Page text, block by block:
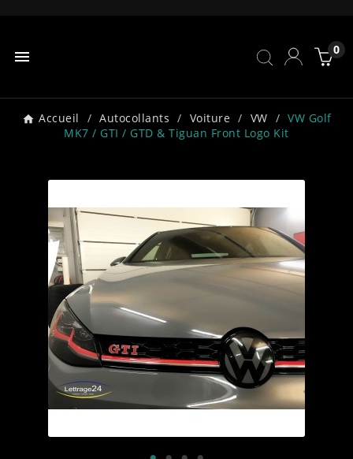
 0
Accueil Autocollants Voiture VW
VW Golf
MK7 / GTI / GTD & Tiguan Front Logo Kit